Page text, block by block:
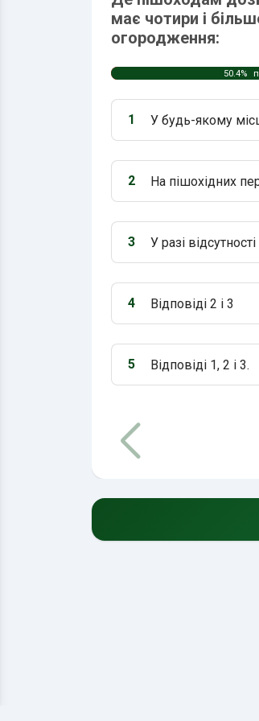
має чотири і
огородження:
50.4%
Варіант 1:
1 У будь-якому
Варіант 2:
2 На пішохідних
Варіант 3:
3 У разі
Варіант 4:
4 Відповіді 2 і 3
Варіант 5:
5 Відповіді 1, 2 і 3.